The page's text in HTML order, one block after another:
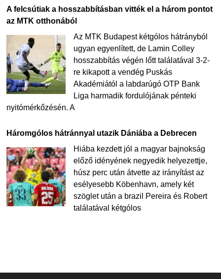
A felcsútiak a hosszabbításban vitték el a három pontot
az MTK otthonából
Az MTK Budapest kétgólos hátrányból
ugyan egyenlített, de Lamin Colley
hosszabbítás végén lőtt találatával 3-2-
re kikapott a vendég Puskás
Akadémiától a labdarúgó OTP Bank
Liga harmadik fordulójának pénteki
nyitómérkőzésén. A
Háromgólos hátránnyal utazik Dániába a Debrecen
Hiába kezdett jól a magyar bajnokság
előző idényének negyedik helyezettje,
húsz perc után átvette az irányítást az
esélyesebb Köbenhavn, amely két
szöglet után a brazil Pereira és Robert
találatával kétgólos